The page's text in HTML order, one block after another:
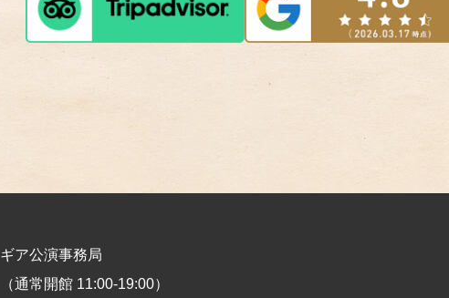
ギア公演事務局
（通常開館 11:00-19:00）